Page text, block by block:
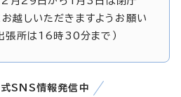
越しいただきますようお願い
出張所は16時30分まで）
SNS情報発信中